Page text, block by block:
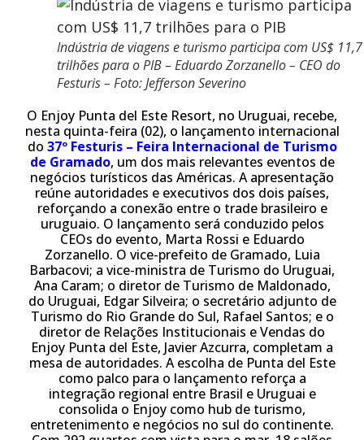
Indústria de viagens e turismo participa com US$ 11,7
trilhões para o PIB – Eduardo Zorzanello – CEO do
Festuris – Foto: Jefferson Severino
O Enjoy Punta del Este Resort, no Uruguai, recebe,
nesta quinta-feira (02), o lançamento internacional
do 37º Festuris – Feira Internacional de Turismo
de Gramado, um dos mais relevantes eventos de
negócios turísticos das Américas. A apresentação
reúne autoridades e executivos dos dois países,
reforçando a conexão entre o trade brasileiro e
uruguaio. O lançamento será conduzido pelos
CEOs do evento, Marta Rossi e Eduardo
Zorzanello. O vice-prefeito de Gramado, Luia
Barbacovi; a vice-ministra de Turismo do Uruguai,
Ana Caram; o diretor de Turismo de Maldonado,
do Uruguai, Edgar Silveira; o secretário adjunto de
Turismo do Rio Grande do Sul, Rafael Santos; e o
diretor de Relações Institucionais e Vendas do
Enjoy Punta del Este, Javier Azcurra, completam a
mesa de autoridades. A escolha de Punta del Este
como palco para o lançamento reforça a
integração regional entre Brasil e Uruguai e
consolida o Enjoy como hub de turismo,
entretenimento e negócios no sul do continente.